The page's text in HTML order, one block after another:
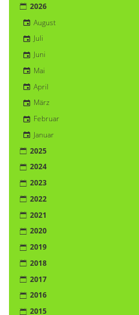
2026
August
Juli
Juni
Mai
April
März
Februar
Januar
2025
2024
2023
2022
2021
2020
2019
2018
2017
2016
2015